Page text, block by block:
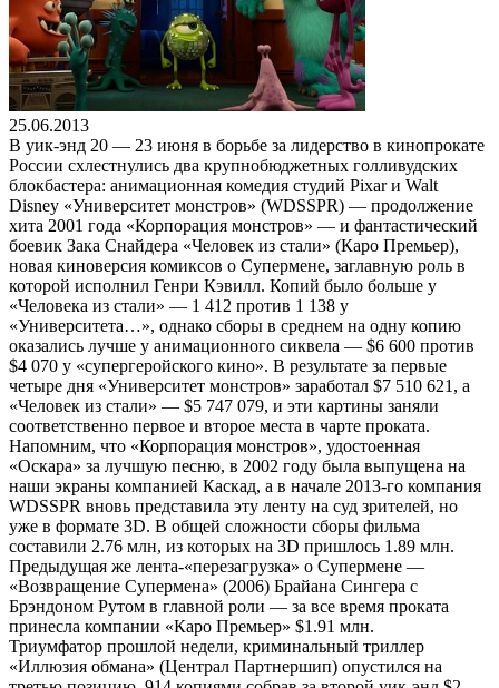
25.06.2013
В уик-энд 20 — 23 июня в борьбе за лидерство в кинопрокате
России схлестнулись два крупнобюджетных голливудских
блокбастера: анимационная комедия студий Pixar и Walt
Disney «Университет монстров» (WDSSPR) — продолжение
хита 2001 года «Корпорация монстров» — и фантастический
боевик Зака Снайдера «Человек из стали» (Каро Премьер),
новая киноверсия комиксов о Супермене, заглавную роль в
которой исполнил Генри Кэвилл. Копий было больше у
«Человека из стали» — 1 412 против 1 138 у
«Университета…», однако сборы в среднем на одну копию
оказались лучше у анимационного сиквела — $6 600 против
$4 070 у «супергеройского кино». В результате за первые
четыре дня «Университет монстров» заработал $7 510 621, а
«Человек из стали» — $5 747 079, и эти картины заняли
соответственно первое и второе места в чарте проката.
Напомним, что «Корпорация монстров», удостоенная
«Оскара» за лучшую песню, в 2002 году была выпущена на
наши экраны компанией Каскад, а в начале 2013-го компания
WDSSPR вновь представила эту ленту на суд зрителей, но
уже в формате 3D. В общей сложности сборы фильма
составили 2.76 млн, из которых на 3D пришлось 1.89 млн.
Предыдущая же лента-«перезагрузка» о Супермене —
«Возвращение Супермена» (2006) Брайана Сингера с
Брэндоном Рутом в главной роли — за все время проката
принесла компании «Каро Премьер» $1.91 млн.
Триумфатор прошлой недели, криминальный триллер
«Иллюзия обмана» (Централ Партнершип) опустился на